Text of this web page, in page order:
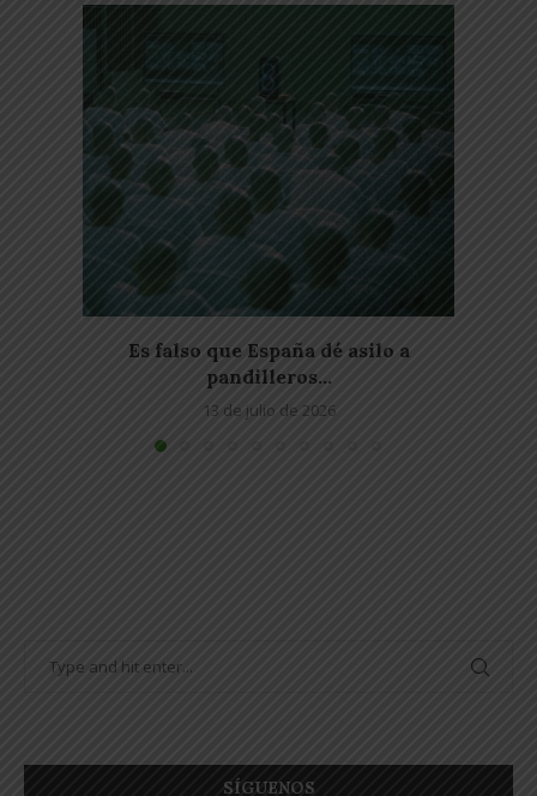
Es falso que España dé asilo a
pandilleros...
13 de julio de 2026
SÍGUENOS